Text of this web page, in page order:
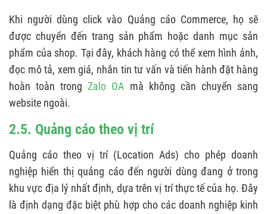
Khi người dùng click vào Quảng cáo Commerce, họ sẽ
được chuyển đến trang sản phẩm hoặc danh mục sản
phẩm của shop. Tại đây, khách hàng có thể xem hình ảnh,
đọc mô tả, xem giá, nhắn tin tư vấn và tiến hành đặt hàng
hoàn toàn trongZalo OA mà không cần chuyển sang
website ngoài.
2.5. Quảng cáo theo vị trí
Quảng cáo theo vị trí (Location Ads) cho phép doanh
nghiệp hiển thị quảng cáo đến người dùng đang ở trong
khu vực địa lý nhất định, dựa trên vị trí thực tế của họ. Đây
là định dạng đặc biệt phù hợp cho các doanh nghiệp kinh